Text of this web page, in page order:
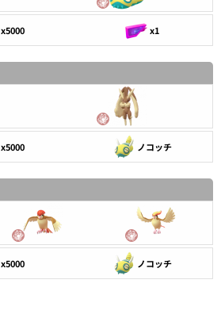
x5000 x1
x5000 ノコッチ
x5000 ノコッチ